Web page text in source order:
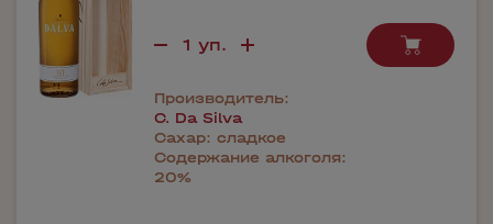
Производитель:
C. Da Silva
Сахар: сладкое
Содержание алкоголя:
20%